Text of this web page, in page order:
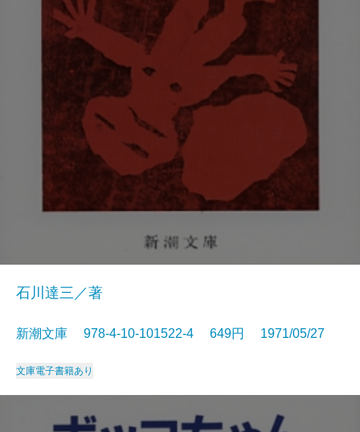
石川達三／著
新潮文庫 978-4-10-101522-4 649円 1971/05/27
文庫電子書籍あり